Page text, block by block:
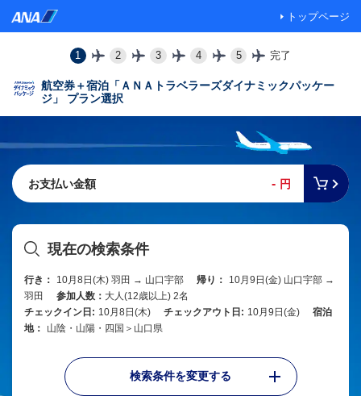
トップページ
1 2 3 4 5 完了
航空券＋宿泊「ＡＮＡトラベラーズダイナミックパッケー
ジ」 プラン選択
お支払い金額 - 円
現在の検索条件
行き： 10月8日(木) 羽田 → 山口宇部 帰り：
10月9日(金) 山口宇部 →
羽田
参加人数： 大人(12歳以上) 2名
チェックイン日: 10月8日(木) チェックアウト日: 10月9日(金)
宿泊
地：
山陰・山陽・四国＞山口県
検索条件を変更する